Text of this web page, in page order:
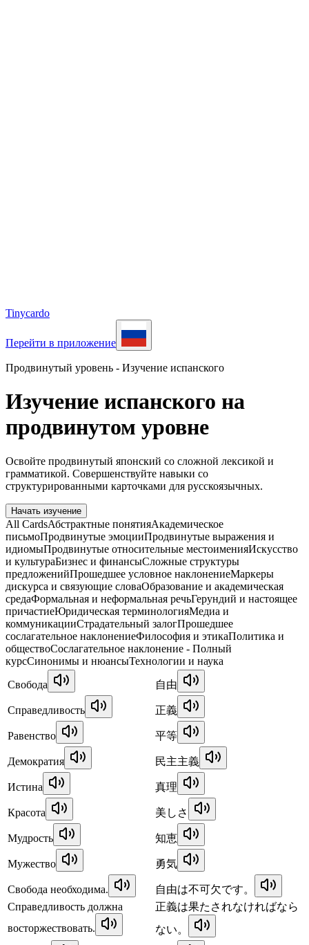
Tinycardo
Перейти в приложение
Продвинутый уровень - Изучение испанского
Изучение испанского на
продвинутом уровне
Освойте продвинутый японский со сложной лексикой и
грамматикой. Совершенствуйте навыки со
структурированными карточками для русскоязычных.
Начать изучение
All CardsАбстрактные понятияАкадемическое
письмоПродвинутые эмоцииПродвинутые выражения и
идиомыПродвинутые относительные местоименияИскусство
и культураБизнес и финансыСложные структуры
предложенийПрошедшее условное наклонениеМаркеры
дискурса и связующие словаОбразование и академическая
средаФормальная и неформальная речьГерундий и настоящее
причастиеЮридическая терминологияМедиа и
коммуникацииСтрадательный залогПрошедшее
сослагательное наклонениеФилософия и этикаПолитика и
обществоСослагательное наклонение - Полный
курсСинонимы и нюансыТехнологии и наука
Свобода
自由
Справедливость 正義
Равенство 平等
Демократия 民主主義
Истина 真理
Красота 美しさ
Мудрость 知恵
Мужество 勇気
Свобода необходима.
自由は不可欠です。
Справедливость должна
восторжествовать.
正義は果たされなければなら
ない。